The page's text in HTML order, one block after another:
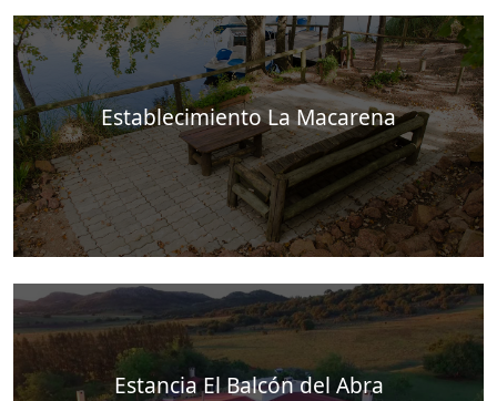
Establecimiento La Macarena
Estancia El Balcón del Abra